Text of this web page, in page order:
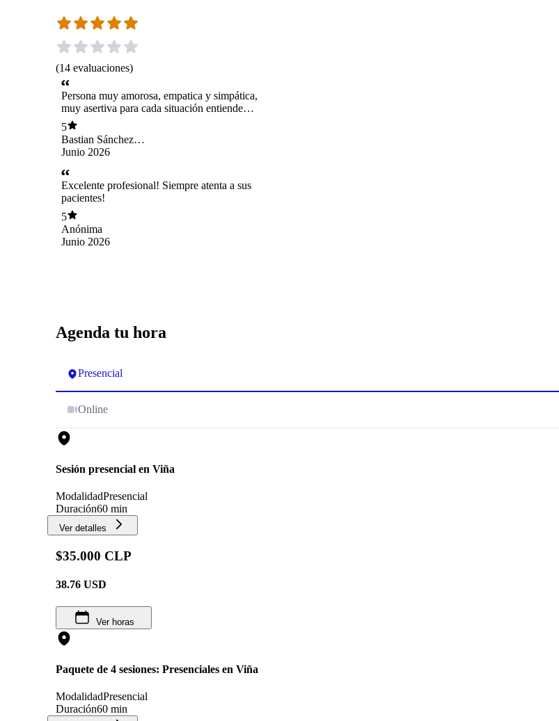
(14 evaluaciones)
Persona muy amorosa, empatica y simpática,
muy asertiva para cada situación entiende
perfecto lo que se le explica dando solución.
Muy agradecido con Lorena.
5
Bastian Sánchez
castillo
Junio 2026
Excelente profesional! Siempre atenta a sus
pacientes!
5
Anónima
Junio 2026
Agenda tu hora
Presencial
Online
Sesión presencial en Viña
ModalidadPresencial
Duración60 min
Ver detalles
$35.000 CLP
38.76 USD
Ver horas
Paquete de 4 sesiones: Presenciales en Viña
ModalidadPresencial
Duración60 min